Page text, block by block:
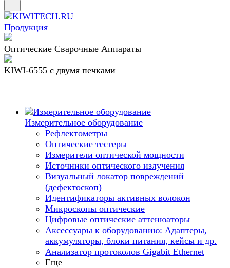
Продукция
Оптические Сварочные Аппараты
KIWI-6555 c двумя печками
Измерительное оборудование
Рефлектометры
Оптические тестеры
Измерители оптической мощности
Источники оптического излучения
Визуальный локатор повреждений
(дефектоскоп)
Идентификаторы активных волокон
Микроскопы оптические
Цифровые оптические аттенюаторы
Аксессуары к оборудованию: Адаптеры,
аккумуляторы, блоки питания, кейсы и др.
Анализатор протоколов Gigabit Ethernet
Еще